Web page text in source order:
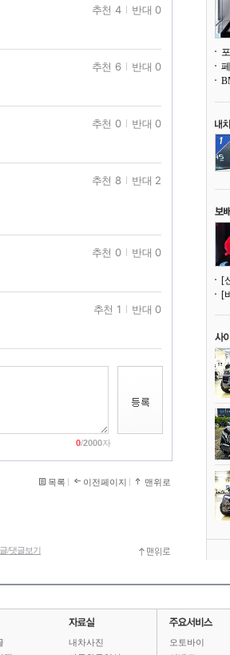
추천 4 반대 0
추천 6 반대 0
추천 0 반대 0
추천 8 반대 2
추천 0 반대 0
추천 1 반대 0
0/2000자
목록 이전페이지 맨위로
/댓글보기
[
[
내차사진
오토바이